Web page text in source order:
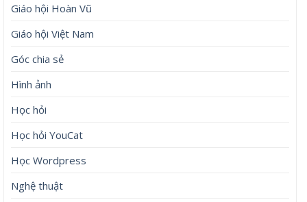
Giáo hội Hoàn Vũ
Giáo hội Việt Nam
Góc chia sẻ
Hình ảnh
Học hỏi
Học hỏi YouCat
Học Wordpress
Nghệ thuật